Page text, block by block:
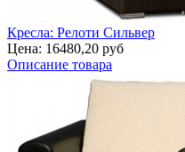
Кресла: Релоти Сильвер
Цена: 16480,20 руб
Описание товара